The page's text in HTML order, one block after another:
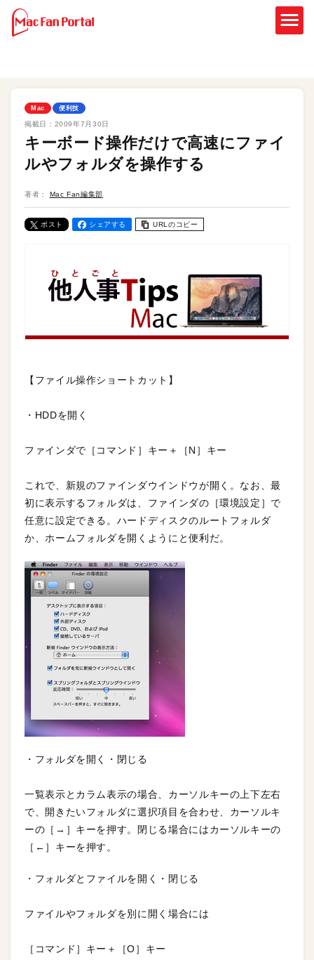
Mac 便利技
掲載日： 2009年7月30日
キーボード操作だけで高速にファイ
ルやフォルダを操作する
著者： Mac Fan編集部
ポスト シェアする URLのコピー
【ファイル操作ショートカット】
・HDDを開く
ファインダで［コマンド］キー＋［N］キー
これで、新規のファインダウインドウが開く。なお、最
初に表示するフォルダは、ファインダの［環境設定］で
任意に設定できる。ハードディスクのルートフォルダ
か、ホームフォルダを開くようにと便利だ。
・フォルダを開く・閉じる
一覧表示とカラム表示の場合、カーソルキーの上下左右
で、開きたいフォルダに選択項目を合わせ、カーソルキ
ーの［→］キーを押す。閉じる場合にはカーソルキーの
［←］キーを押す。
・フォルダとファイルを開く・閉じる
ファイルやフォルダを別に開く場合には
［コマンド］キー＋［O］キー